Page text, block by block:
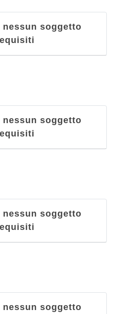
soggetto
soggetto
soggetto
soggetto